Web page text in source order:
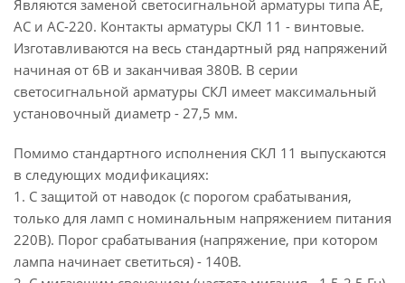
Являются заменой светосигнальной арматуры типа АЕ,
АС и АС-220. Контакты арматуры СКЛ 11 - винтовые.
Изготавливаются на весь стандартный ряд напряжений
начиная от 6В и заканчивая 380В. В серии
светосигнальной арматуры СКЛ имеет максимальный
установочный диаметр - 27,5 мм.
Помимо стандартного исполнения СКЛ 11 выпускаются
в следующих модификациях:
1. С защитой от наводок (с порогом срабатывания,
только для ламп с номинальным напряжением питания
220В). Порог срабатывания (напряжение, при котором
лампа начинает светиться) - 140В.